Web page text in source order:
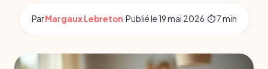
ParMargaux Lebreton·Publié le 19 mai 2026·⏱ 7 min